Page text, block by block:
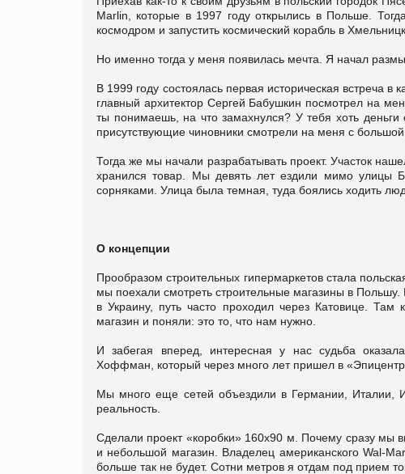
Marlin, которые в 1997 году открылись в Польше.
космодром и запустить космический корабль в
Но именно тогда у меня появилась мечта. Я начал
В 1999 году состоялась первая историческая встреча
главный архитектор Сергей Бабушкин посмотрел на
ты понимаешь, на что замахнулся? У тебя хоть деньги
присутствующие чиновники смотрели на меня с большой
Тогда же мы начали разрабатывать проект. Участок
хранился товар. Мы девять лет ездили мимо улицы
сорняками. Улица была темная, туда боялись ходить
О концепции
Прообразом строительных гипермаркетов стала
мы поехали смотреть строительные магазины в
в Украину, путь часто проходил через Катовице.
магазин и поняли: это то, что нам нужно.
И забегая вперед, интересная у нас судьба
Хоффман, который через много лет пришел в
Мы много еще сетей объездили в Германии, Италии,
реальность.
Сделали проект «коробки» 160х90 м. Почему сразу мы
и небольшой магазин. Владелец американского Wal-
больше так не будет. Сотни метров я отдам под прием